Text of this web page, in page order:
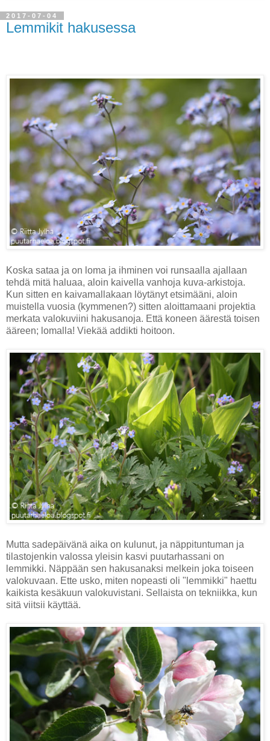
2017-07-04
Lemmikit hakusessa
Koska sataa ja on loma ja ihminen voi runsaalla ajallaan
tehdä mitä haluaa, aloin kaivella vanhoja kuva-arkistoja.
Kun sitten en kaivamallakaan löytänyt etsimääni, aloin
muistella vuosia (kymmenen?) sitten aloittamaani projektia
merkata valokuviini hakusanoja. Että koneen äärestä toisen
ääreen; lomalla! Viekää addikti hoitoon.
Mutta sadepäivänä aika on kulunut, ja näppituntuman ja
tilastojenkin valossa yleisin kasvi puutarhassani on
lemmikki. Näppään sen hakusanaksi melkein joka toiseen
valokuvaan. Ette usko, miten nopeasti oli "lemmikki" haettu
kaikista kesäkuun valokuvistani. Sellaista on tekniikka, kun
sitä viitsii käyttää.